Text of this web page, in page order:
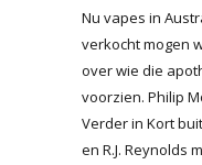
Nu vapes in
verkocht mogen
over wie die
voorzien. Philip
Verder in Kort
en R.J. Reynolds